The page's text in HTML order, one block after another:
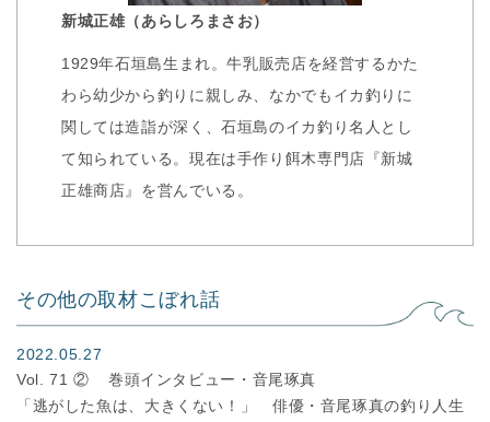
新城正雄（あらしろまさお）
1929年石垣島生まれ。牛乳販売店を経営するかた
わら幼少から釣りに親しみ、なかでもイカ釣りに
関しては造詣が深く、石垣島のイカ釣り名人とし
て知られている。現在は手作り餌木専門店『新城
正雄商店』を営んでいる。
その他の取材こぼれ話
2022.05.27
Vol. 71 ②
巻頭インタビュー・音尾琢真
「逃がした魚は、大きくない！」 俳優・音尾琢真の釣り人生